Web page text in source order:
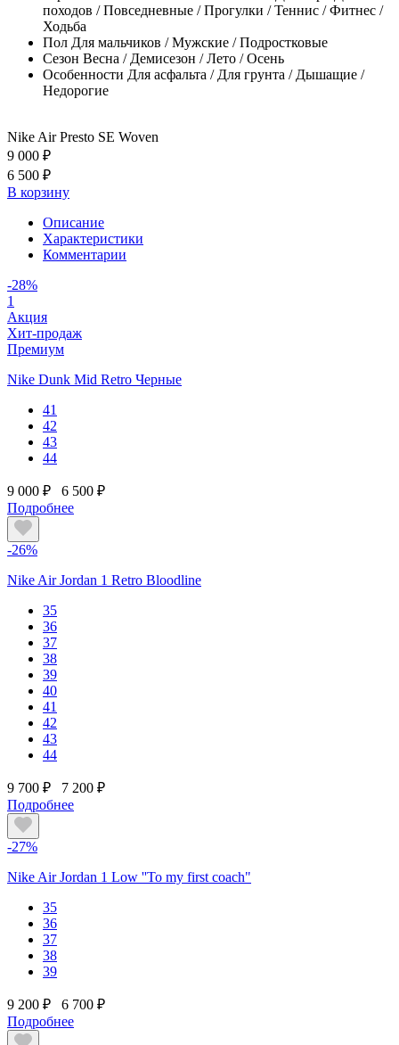
походов / Повседневные / Прогулки / Теннис / Фитнес /
Ходьба
Пол Для мальчиков / Мужские / Подростковые
Сезон Весна / Демисезон / Лето / Осень
Особенности Для асфальта / Для грунта / Дышащие /
Недорогие
Nike Air Presto SE Woven
9 000 ₽
6 500 ₽
В корзину
Описание
Характеристики
Комментарии
-28%
1
Акция
Хит-продаж
Премиум
Nike Dunk Mid Retro Черные
41
42
43
44
9 000 ₽
6 500 ₽
Подробнее
-26%
Nike Air Jordan 1 Retro Bloodline
35
36
37
38
39
40
41
42
43
44
9 700 ₽
7 200 ₽
Подробнее
-27%
Nike Air Jordan 1 Low ''To my first coach"
35
36
37
38
39
9 200 ₽
6 700 ₽
Подробнее